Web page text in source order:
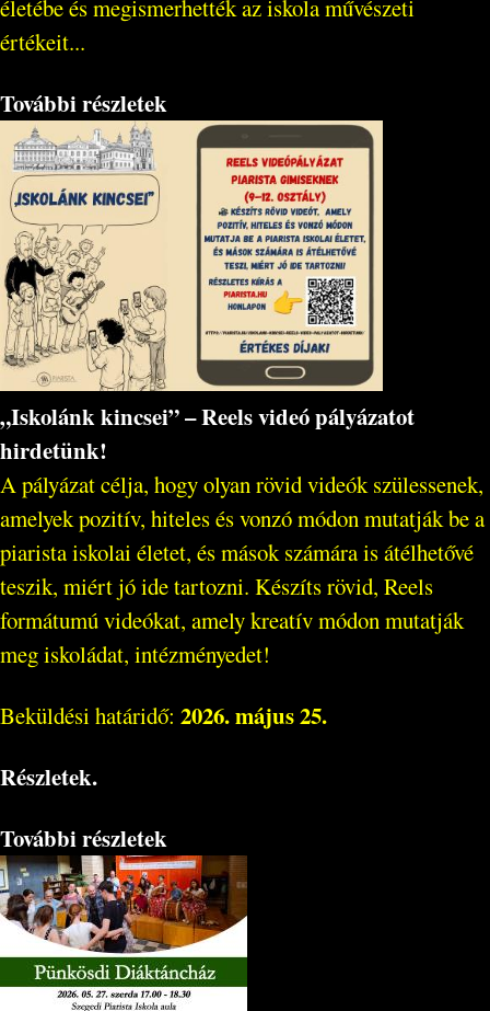
életébe és megismerhették az iskola művészeti
értékeit...
További részletek
„Iskolánk kincsei” – Reels videó pályázatot
hirdetünk!
A pályázat célja, hogy olyan rövid videók szülessenek,
amelyek pozitív, hiteles és vonzó módon mutatják be a
piarista iskolai életet, és mások számára is átélhetővé
teszik, miért jó ide tartozni. Készíts rövid, Reels
formátumú videókat, amely kreatív módon mutatják
meg iskoládat, intézményedet!
Beküldési határidő: 2026. május 25.
Részletek.
További részletek